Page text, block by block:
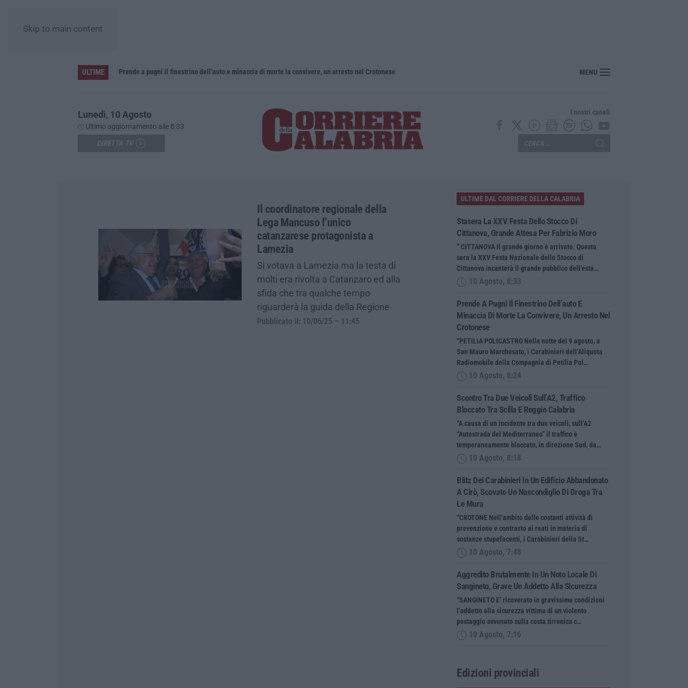
Skip to main content
ULTIME Prende a pugni il finestrino dell’auto e minaccia di morte la convivere, un arresto nel Crotonese Scontro tra due veicoli sull’A2, traffico bloccato tra Scilla e Reggio Calabria
MENU
Lunedì, 10 Agosto
Ultimo aggiornamento alle 8:33
I nostri canali
Il coordinatore regionale della
Lega Mancuso l’unico
catanzarese protagonista a
Lamezia
Si votava a Lamezia ma la testa di
molti era rivolta a Catanzaro ed alla
sfida che tra qualche tempo
riguarderà la guida della Regione
Pubblicato il: 10/06/25 – 11:45
ULTIME DAL CORRIERE DELLA CALABRIA
Stasera La XXV Festa Dello Stocco Di
Cittanova, Grande Attesa Per Fabrizio Moro
” CITTANOVA Il grande giorno è arrivato. Questa
sera la XXV Festa Nazionale dello Stocco di
Cittanova incanterà il grande pubblico dell’esta…
10 Agosto, 8:33
Prende A Pugni Il Finestrino Dell’auto E
Minaccia Di Morte La Convivere, Un Arresto Nel
Crotonese
“PETILIA POLICASTRO Nella notte del 9 agosto, a
San Mauro Marchesato, i Carabinieri dell’Aliquota
Radiomobile della Compagnia di Petilia Pol…
10 Agosto, 8:24
Scontro Tra Due Veicoli Sull’A2, Traffico
Bloccato Tra Scilla E Reggio Calabria
“A causa di un incidente tra due veicoli, sull’A2
“Autostrada del Mediterraneo” il traffico è
temporaneamente bloccato, in direzione Sud, da…
10 Agosto, 8:18
Blitz Dei Carabinieri In Un Edificio Abbandonato
A Cirò, Scovato Un Nascondiglio Di Droga Tra
Le Mura
“CROTONE Nell’ambito delle costanti attività di
prevenzione e contrasto ai reati in materia di
sostanze stupefacenti, i Carabinieri della St…
10 Agosto, 7:48
Aggredito Brutalmente In Un Noto Locale Di
Sangineto, Grave Un Addetto Alla Sicurezza
“SANGINETO E’ ricoverato in gravissime condizioni
l’addetto alla sicurezza vittima di un violento
pestaggio avvenuto sulla costa tirrenica c…
10 Agosto, 7:16
Edizioni provinciali